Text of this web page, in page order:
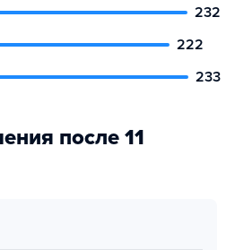
232
222
233
после 11